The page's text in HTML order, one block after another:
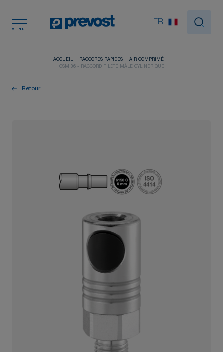
MENU
FR
ACCUEIL RACCORDS RAPIDES
AIR COMPRIMÉ
CSM 06 - RACCORD FILETÉ MÂLE CYLINDRIQUE
Retour